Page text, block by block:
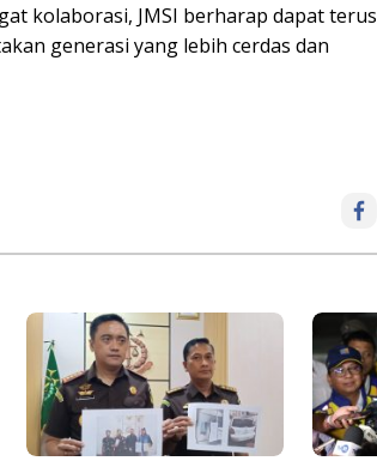
kolaborasi, JMSI berharap dapat terus
generasi yang lebih cerdas dan